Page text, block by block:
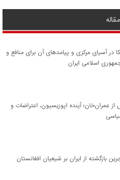
مقاله
در آسیای مرکزی و پیامدهای آن برای منافع و
اسلامی ایران
عمران‌خان؛ آینده اپوزیسیون، اعتراضات و
بازگشته از ایران بر شیعیان افغانستان